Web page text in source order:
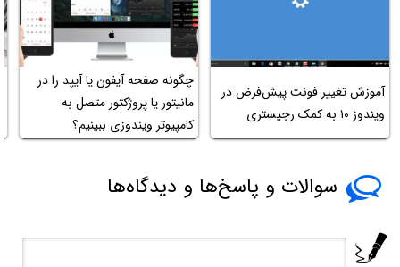
آموزش تغییر فونت پیش‌فرض در
ویندوز ۱۰ به کمک رجیستری
چگونه صفحه آیفون یا آیپد را در
مانیتور یا پروژکتور متصل به
کامپیوتر ویندوزی ببینیم؟
سوالات و پاسخ‌ها و دیدگاه‌ها